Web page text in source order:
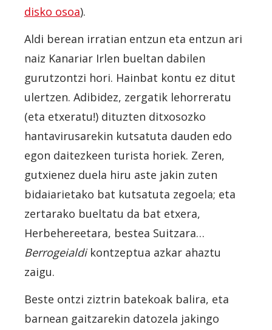
disko osoa).
Aldi berean irratian entzun eta entzun ari
naiz Kanariar Irlen bueltan dabilen
gurutzontzi hori. Hainbat kontu ez ditut
ulertzen. Adibidez, zergatik lehorreratu
(eta etxeratu!) dituzten ditxosozko
hantavirusarekin kutsatuta dauden edo
egon daitezkeen turista horiek. Zeren,
gutxienez duela hiru aste jakin zuten
bidaiarietako bat kutsatuta zegoela; eta
zertarako bueltatu da bat etxera,
Herbehereetara, bestea Suitzara…
Berrogeialdikontzeptua azkar ahaztu
zaigu.
Beste ontzi ziztrin batekoak balira, eta
barnean gaitzarekin datozela jakingo